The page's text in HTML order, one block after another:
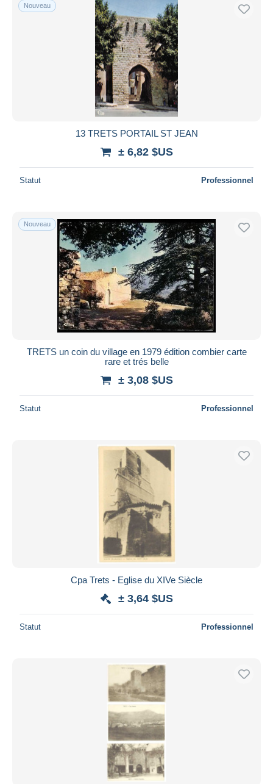
Nouveau
13 TRETS PORTAIL ST JEAN
± 6,82 $US
Statut Professionnel
Nouveau
TRETS un coin du village en 1979 édition combier carte
rare et trés belle
± 3,08 $US
Statut Professionnel
Cpa Trets - Eglise du XIVe Siècle
± 3,64 $US
Statut Professionnel